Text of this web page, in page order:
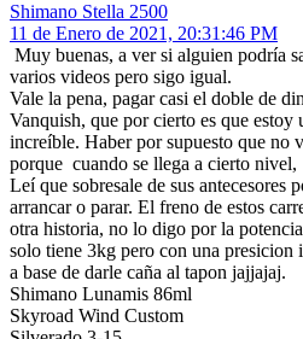
Shimano Stella 2500
11 de Enero de 2021, 20:31:46 PM
Muy buenas, a ver si alguien podría
varios videos pero sigo igual.
Vale la pena, pagar casi el doble de
Vanquish, que por cierto es que
increíble. Haber por supuesto que no
porque cuando se llega a cierto
Leí que sobresale de sus antecesores
arrancar o parar. El freno de estos
otra historia, no lo digo por la
solo tiene 3kg pero con una presicion
a base de darle caña al tapon jajjajaj.
Shimano Lunamis 86ml
Skyroad Wind Custom